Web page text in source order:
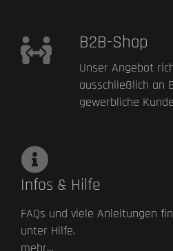
B2B-Shop
Unser Angebot
ausschließlich an
gewerbliche
Infos & Hilfe
FAQs und viele Anleitungen
unter Hilfe.
mehr...